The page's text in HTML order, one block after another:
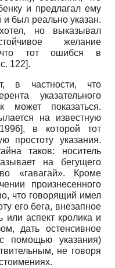
и предлагал ему
был реально указан.
но выказывал
желание
что тот ошибся в
122].
в частности, что
указательного
показаться.
на известную
], в которой тот
простоту указания.
таков: носитель
на бегущего
«гавагай». Кроме
произнесенного
что говорящий имел
его бега, внезапное
или аспект кролика и
дать остенсивное
помощью указания)
не говоря